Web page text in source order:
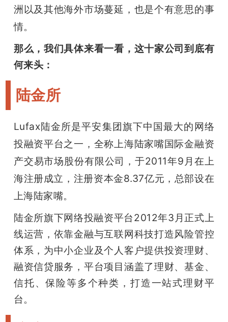
洲以及其他海外市场蔓延，也是个有意思的事
情。
那么，我们具体来看一看，这十家公司到底有
何来头：
陆金所
Lufax陆金所是平安集团旗下中国最大的网络
投融资平台之一 ，全称上海陆家嘴国际金融资
产交易市场股份有限公司，于2011年9月在上
海注册成立，注册资本金8.37亿元，总部设在
上海陆家嘴。
陆金所旗下网络投融资平台2012年3月正式上
线运营，依靠金融与互联网科技打造风险管控
体系，为中小企业及个人客户提供投资理财、
融资信贷服务，平台项目涵盖了理财、基金、
信托、保险等多个种类，打造一站式理财平
台。